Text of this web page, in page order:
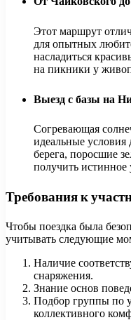
Этот маршрут
для опытных
насладиться
на пикники у
Выезд с базы на
Согревающая
идеальные
берега, поросшие
получить истинное
Требования к
Чтобы поездка была
учитывать следующие
Наличие
снаряжения.
Знание основ
Подбор группы по
коллективного